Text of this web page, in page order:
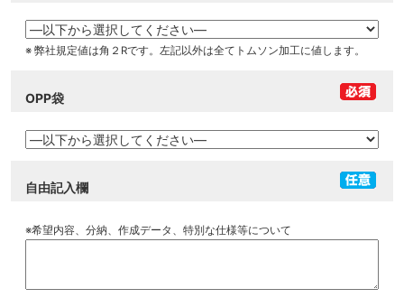
※ 弊社規定値は角２Rです。左記以外は全てトムソン加工に値します。
OPP袋
自由記入欄
※希望内容、分納、作成データ、特別な仕様等について